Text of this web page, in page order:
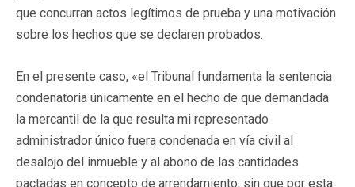
que concurran actos legítimos de prueba y una motivación
sobre los hechos que se declaren probados.
En el presente caso, «el Tribunal fundamenta la sentencia
condenatoria únicamente en el hecho de que demandada
la mercantil de la que resulta mi representado
administrador único fuera condenada en vía civil al
desalojo del inmueble y al abono de las cantidades
pactadas en concepto de arrendamiento, sin que por esta